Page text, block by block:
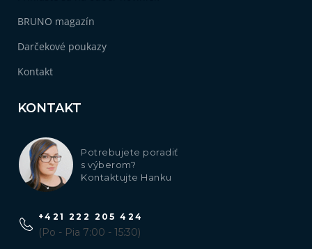
BRUNO magazín
Darčekové poukazy
Kontakt
KONTAKT
Potrebujete poradiť
s výberom?
Kontaktujte Hanku
+421 222 205 424
(Po - Pia 7:00 - 15:30)